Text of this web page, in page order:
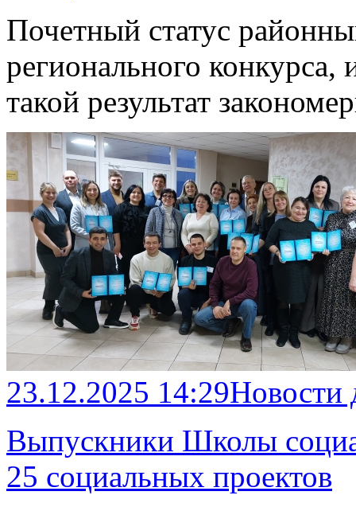
Почетный статус
регионального
такой результат
23.12.2025 14:29
Выпускники Школы
25 социальных проектов